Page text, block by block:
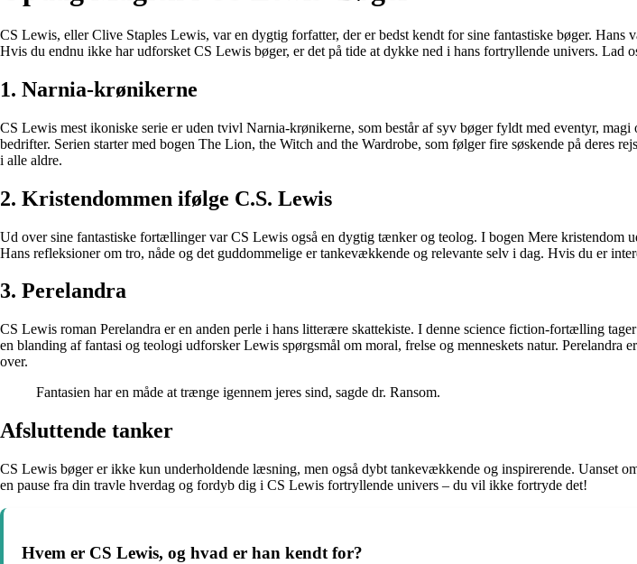
CS Lewis, eller Clive Staples Lewis, var en dygtig forfatter, der er bedst kendt for sine fantastiske bøger.
Hvis du endnu ikke har udforsket CS Lewis bøger, er det på tide at dykke ned i hans fortryllende univers.
1. Narnia-krønikerne
CS Lewis mest ikoniske serie er uden tvivl Narnia-krønikerne, som består af syv bøger fyldt med eventyr,
bedrifter. Serien starter med bogen The Lion, the Witch and the Wardrobe, som følger fire søskende på
i alle aldre.
2. Kristendommen ifølge C.S. Lewis
Ud over sine fantastiske fortællinger var CS Lewis også en dygtig tænker og teolog. I bogen Mere
Hans refleksioner om tro, nåde og det guddommelige er tankevækkende og relevante selv i dag. Hvis du er
3. Perelandra
CS Lewis roman Perelandra er en anden perle i hans litterære skattekiste. I denne science fiction-fortælling
en blanding af fantasi og teologi udforsker Lewis spørgsmål om moral, frelse og menneskets natur.
over.
Fantasien har en måde at trænge igennem jeres sind, sagde dr. Ransom.
Afsluttende tanker
CS Lewis bøger er ikke kun underholdende læsning, men også dybt tankevækkende og inspirerende. Uanset
en pause fra din travle hverdag og fordyb dig i CS Lewis fortryllende univers – du vil ikke fortryde det!
Hvem er CS Lewis, og hvad er han kendt for?